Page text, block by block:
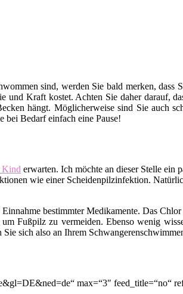
sind, werden Sie bald merken, dass
Kraft kostet. Achten Sie daher darauf,
hängt. Möglicherweise sind Sie auch
bei Bedarf einfach eine Pause!
Kind erwarten. Ich möchte an dieser Stelle ein
wie einer Scheidenpilzinfektion.
bestimmter Medikamente. Das
Fußpilz zu vermeiden. Ebenso wenig
sich also an Ihrem
max=“3″ feed_title=“no“